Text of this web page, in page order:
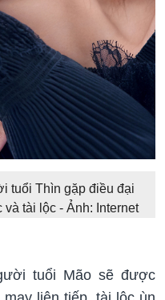
tuổi Thìn gặp điều đại
tài lộc - Ảnh: Internet
tuổi Mão sẽ được